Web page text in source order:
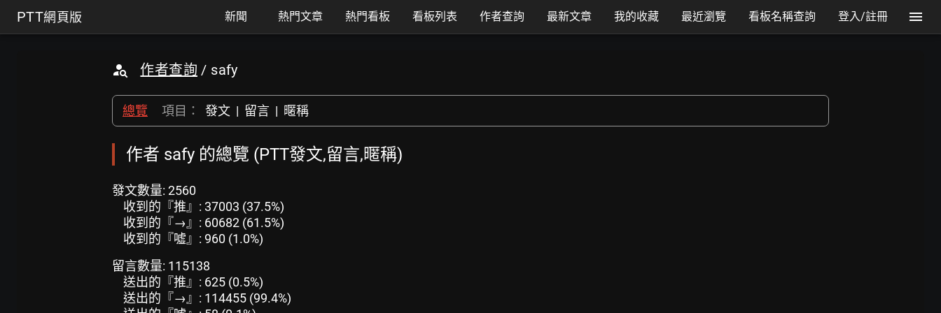
PTT網頁版 新聞 熱門文章 熱門看板 看板列表 作者查詢 最新文章 我的收藏 最近瀏覽 看板名稱查詢 登入/註冊
作者查詢 / safy
總覽 項目： 發文 | 留言 | 暱稱
作者 safy 的總覽 (PTT發文,留言,暱稱)
發文數量: 2560
收到的『推』: 37003 (37.5%)
收到的『→』: 60682 (61.5%)
收到的『噓』: 960 (1.0%)
留言數量: 115138
送出的『推』: 625 (0.5%)
送出的『→』: 114455 (99.4%)